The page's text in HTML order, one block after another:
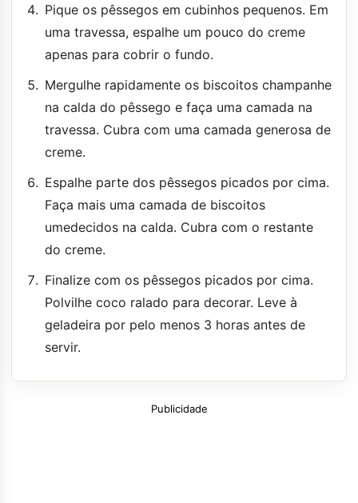
Pique os pêssegos em cubinhos pequenos. Em
uma travessa, espalhe um pouco do creme
apenas para cobrir o fundo.
Mergulhe rapidamente os biscoitos champanhe
na calda do pêssego e faça uma camada na
travessa. Cubra com uma camada generosa de
creme.
Espalhe parte dos pêssegos picados por cima.
Faça mais uma camada de biscoitos
umedecidos na calda. Cubra com o restante
do creme.
Finalize com os pêssegos picados por cima.
Polvilhe coco ralado para decorar. Leve à
geladeira por pelo menos 3 horas antes de
servir.
Publicidade